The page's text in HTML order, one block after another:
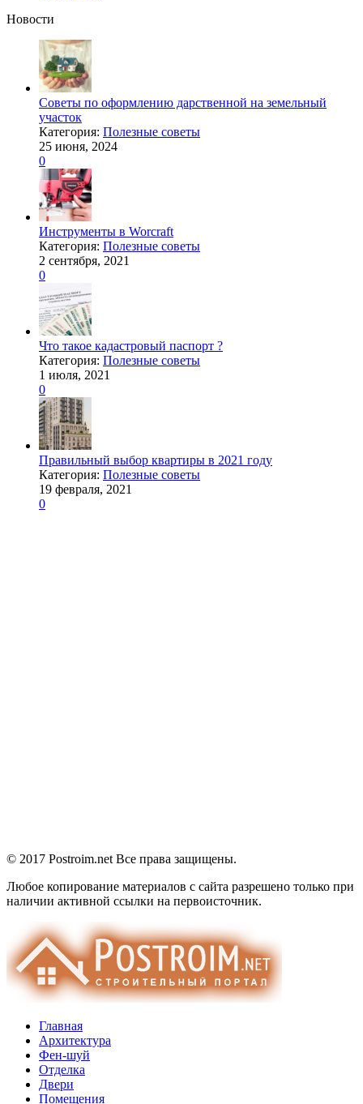
Новости
Советы по оформлению дарственной на земельный
участок
Категория: Полезные советы
25 июня, 2024
0
Инструменты в Worcraft
Категория: Полезные советы
2 сентября, 2021
0
Что такое кадастровый паспорт ?
Категория: Полезные советы
1 июля, 2021
0
Правильный выбор квартиры в 2021 году
Категория: Полезные советы
19 февраля, 2021
0
© 2017 Postroim.net Все права защищены.
Любое копирование материалов с сайта разрешено только при
наличии активной ссылки на первоисточник.
Главная
Архитектура
Фен-шуй
Отделка
Двери
Помещения